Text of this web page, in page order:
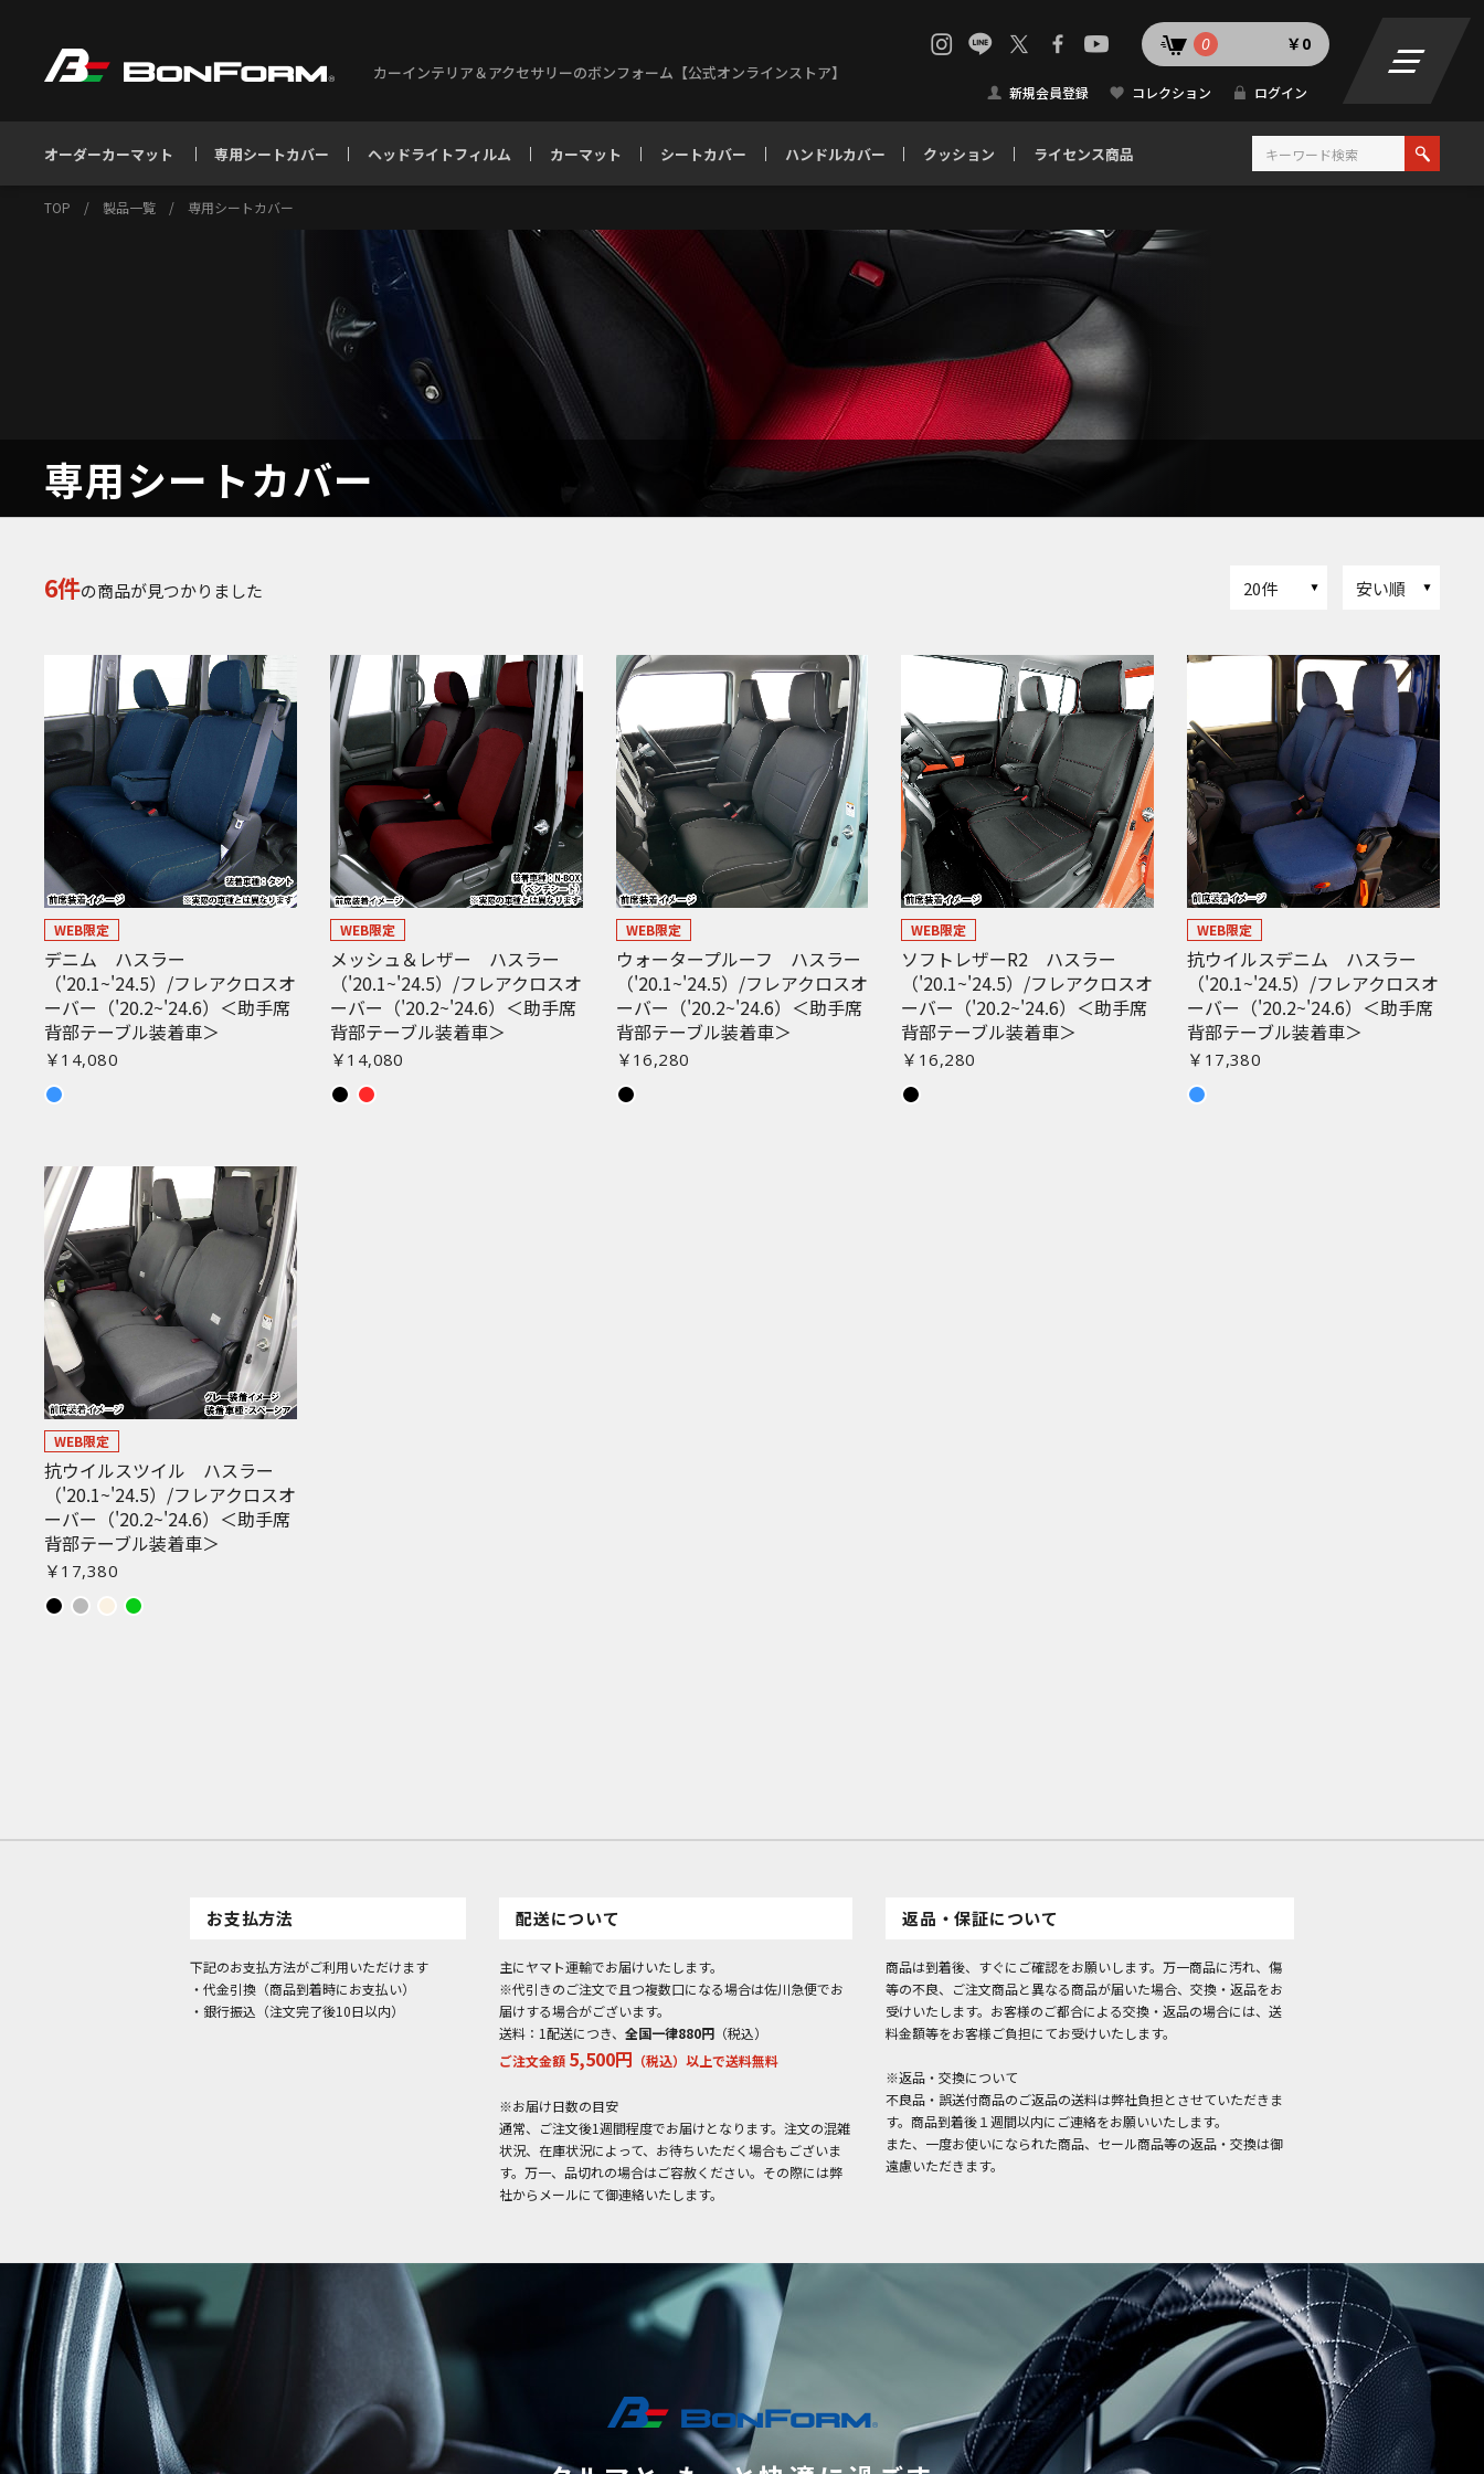
カーインテリア＆アクセサリーのボンフォーム【公式オンラインストア】
0 ￥0
新規会員登録 コレクション ログイン
オーダーカーマット 専用シートカバー ヘッドライトフィルム カーマット シートカバー ハンドルカバー クッション ライセンス商品
TOP / 製品一覧 / 専用シートカバー
専用シートカバー
6件の商品が見つかりました 20件 安い順
WEB限定
デニム ハスラー
（'20.1~'24.5）/フレアクロスオ
ーバー（'20.2~'24.6）＜助手席
背部テーブル装着車＞
￥14,080
WEB限定
メッシュ＆レザー ハスラー
（'20.1~'24.5）/フレアクロスオ
ーバー（'20.2~'24.6）＜助手席
背部テーブル装着車＞
￥14,080
WEB限定
ウォータープルーフ ハスラー
（'20.1~'24.5）/フレアクロスオ
ーバー（'20.2~'24.6）＜助手席
背部テーブル装着車＞
￥16,280
WEB限定
ソフトレザーR2 ハスラー
（'20.1~'24.5）/フレアクロスオ
ーバー（'20.2~'24.6）＜助手席
背部テーブル装着車＞
￥16,280
WEB限定
抗ウイルスデニム ハスラー
（'20.1~'24.5）/フレアクロスオ
ーバー（'20.2~'24.6）＜助手席
背部テーブル装着車＞
￥17,380
WEB限定
抗ウイルスツイル ハスラー
（'20.1~'24.5）/フレアクロスオ
ーバー（'20.2~'24.6）＜助手席
背部テーブル装着車＞
￥17,380
お支払方法
下記のお支払方法がご利用いただけます
・代金引換（商品到着時にお支払い）
・銀行振込（注文完了後10日以内）
配送について
主にヤマト運輸でお届けいたします。
※代引きのご注文で且つ複数口になる場合は佐川急便でお
届けする場合がございます。
送料：1配送につき、 全国一律880円 （税込）
ご注文金額 5,500円 （税込）以上で送料無料
※お届け日数の目安
通常、ご注文後1週間程度でお届けとなります。注文の混雑
状況、在庫状況によって、お待ちいただく場合もございま
す。万一、品切れの場合はご容赦ください。その際には弊
社からメールにて御連絡いたします。
返品・保証について
商品は到着後、すぐにご確認をお願いします。万一商品に汚れ、傷
等の不良、ご注文商品と異なる商品が届いた場合、交換・返品をお
受けいたします。お客様のご都合による交換・返品の場合には、送
料金額等をお客様ご負担にてお受けいたします。
※返品・交換について
不良品・誤送付商品のご返品の送料は弊社負担とさせていただきま
す。商品到着後１週間以内にご連絡をお願いいたします。
また、一度お使いになられた商品、セール商品等の返品・交換は御
遠慮いただきます。